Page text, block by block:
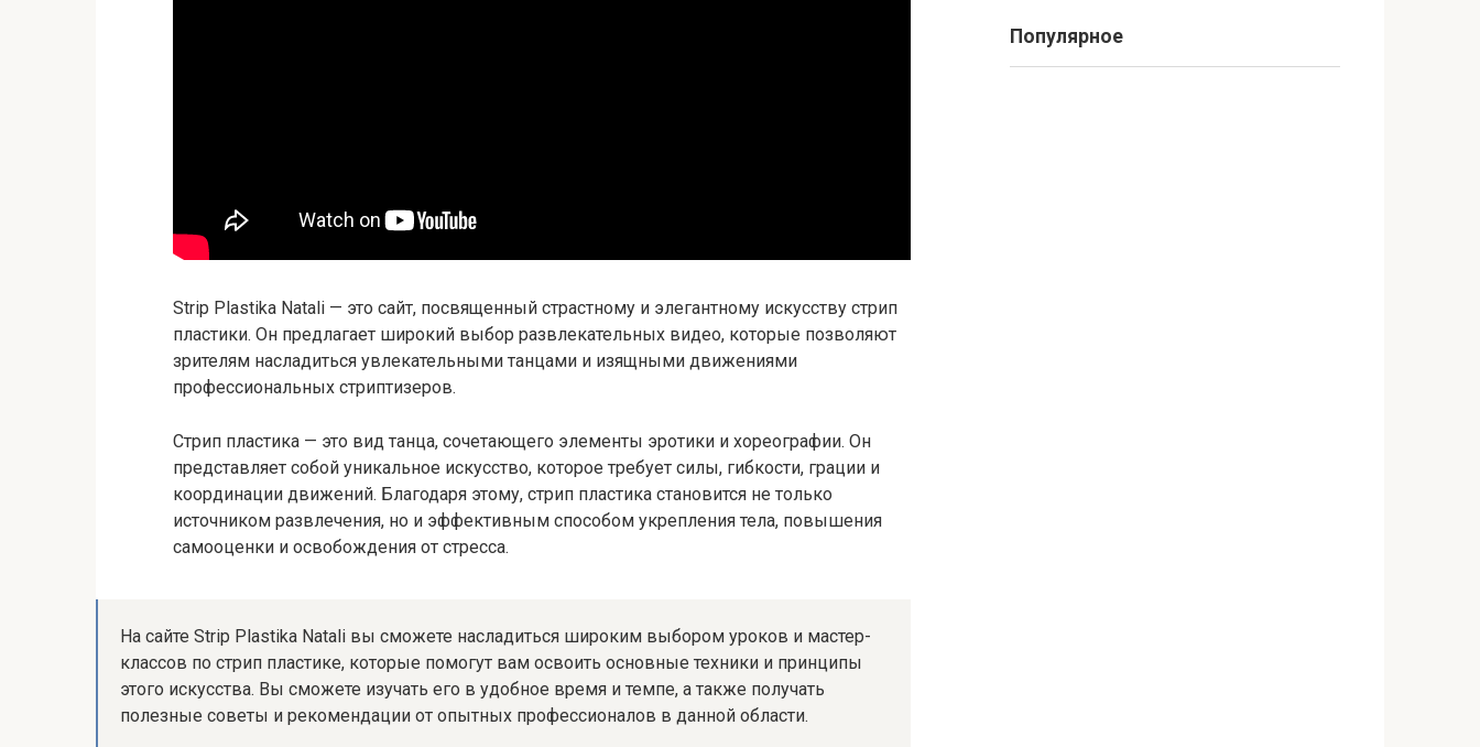
Strip Plastika Natali — это сайт, посвященный страстному и элегантному искусству стрип
пластики. Он предлагает широкий выбор развлекательных видео, которые позволяют
зрителям насладиться увлекательными танцами и изящными движениями
профессиональных стриптизеров.
Стрип пластика — это вид танца, сочетающего элементы эротики и хореографии. Он
представляет собой уникальное искусство, которое требует силы, гибкости, грации и
координации движений. Благодаря этому, стрип пластика становится не только
источником развлечения, но и эффективным способом укрепления тела, повышения
самооценки и освобождения от стресса.
На сайте Strip Plastika Natali вы сможете насладиться широким выбором уроков и мастер-
классов по стрип пластике, которые помогут вам освоить основные техники и принципы
этого искусства. Вы сможете изучать его в удобное время и темпе, а также получать
полезные советы и рекомендации от опытных профессионалов в данной области.
Популярное